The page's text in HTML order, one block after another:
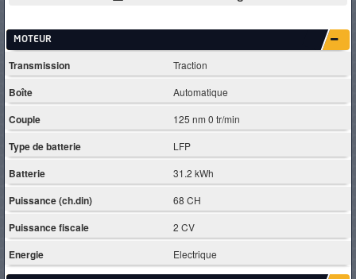
MOTEUR
Transmission Traction
Boîte Automatique
Couple 125 nm 0 tr/min
Type de batterie LFP
Batterie 31.2 kWh
Puissance (ch.din) 68 CH
Puissance fiscale 2 CV
Energie Electrique